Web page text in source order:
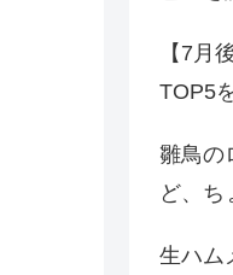
【7月
TOP5
雛鳥の
ど、ち
生ハム